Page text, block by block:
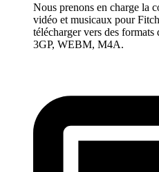
Nous prenons en charge la
vidéo et musicaux pour
télécharger vers des
3GP, WEBM, M4A.